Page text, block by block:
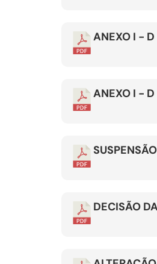
ANEXO I -
ANEXO I -
DECISÃO